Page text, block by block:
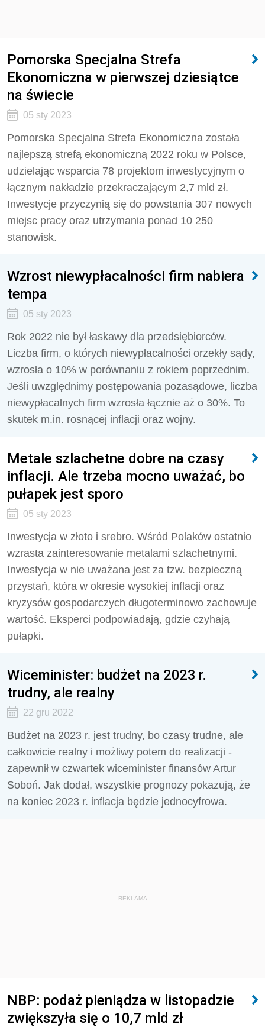
Pomorska Specjalna Strefa
Ekonomiczna w pierwszej dziesiątce
na świecie
05 sty 2023
Pomorska Specjalna Strefa Ekonomiczna została
najlepszą strefą ekonomiczną 2022 roku w Polsce,
udzielając wsparcia 78 projektom inwestycyjnym o
łącznym nakładzie przekraczającym 2,7 mld zł.
Inwestycje przyczynią się do powstania 307 nowych
miejsc pracy oraz utrzymania ponad 10 250
stanowisk.
Wzrost niewypłacalności firm nabiera
tempa
05 sty 2023
Rok 2022 nie był łaskawy dla przedsiębiorców.
Liczba firm, o których niewypłacalności orzekły sądy,
wzrosła o 10% w porównaniu z rokiem poprzednim.
Jeśli uwzględnimy postępowania pozasądowe, liczba
niewypłacalnych firm wzrosła łącznie aż o 30%. To
skutek m.in. rosnącej inflacji oraz wojny.
Metale szlachetne dobre na czasy
inflacji. Ale trzeba mocno uważać, bo
pułapek jest sporo
05 sty 2023
Inwestycja w złoto i srebro. Wśród Polaków ostatnio
wzrasta zainteresowanie metalami szlachetnymi.
Inwestycja w nie uważana jest za tzw. bezpieczną
przystań, która w okresie wysokiej inflacji oraz
kryzysów gospodarczych długoterminowo zachowuje
wartość. Eksperci podpowiadają, gdzie czyhają
pułapki.
Wiceminister: budżet na 2023 r.
trudny, ale realny
22 gru 2022
Budżet na 2023 r. jest trudny, bo czasy trudne, ale
całkowicie realny i możliwy potem do realizacji -
zapewnił w czwartek wiceminister finansów Artur
Soboń. Jak dodał, wszystkie prognozy pokazują, że
na koniec 2023 r. inflacja będzie jednocyfrowa.
REKLAMA
NBP: podaż pieniądza w listopadzie
zwiększyła się o 10,7 mld zł